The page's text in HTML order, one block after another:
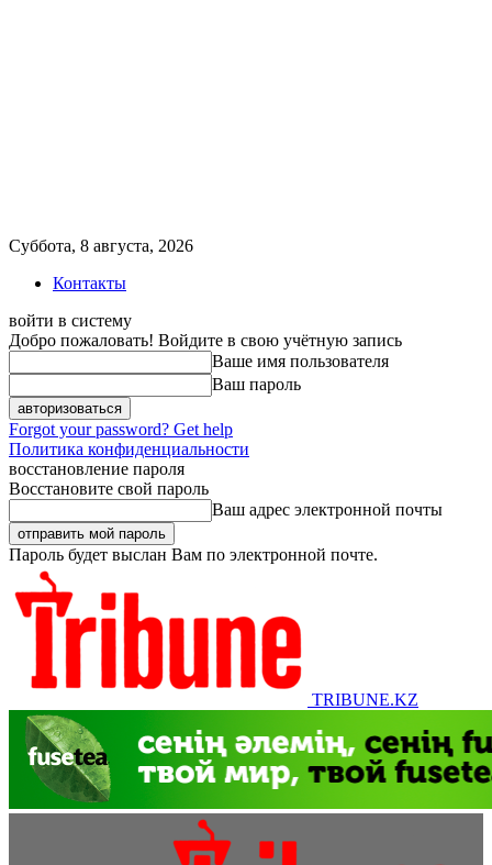
Суббота, 8 августа, 2026
Контакты
войти в систему
Добро пожаловать! Войдите в свою учётную запись
Ваше имя пользователя
Ваш пароль
Forgot your password? Get help
Политика конфиденциальности
восстановление пароля
Восстановите свой пароль
Ваш адрес электронной почты
Пароль будет выслан Вам по электронной почте.
TRIBUNE.KZ